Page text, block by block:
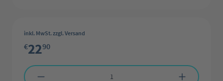
inkl. MwSt. zzgl. Versand
€2290
Produkt Anzahl: Gib den gewünschten Wert ein oder benutze die